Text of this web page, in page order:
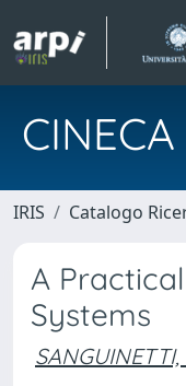
CINECA
IRIS Catalogo
A
Systems